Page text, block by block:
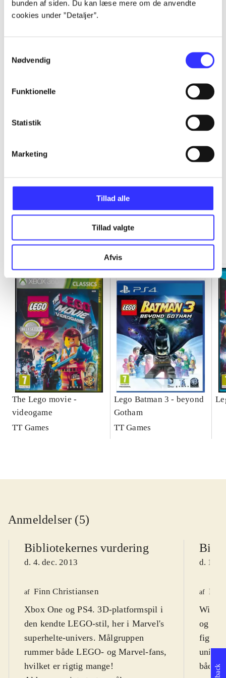
bunden af siden. Du kan læse mere om de anvendte
cookies under ”Detaljer”.
Nødvendig
Funktionelle
Statistik
Marketing
Tillad alle
Tillad valgte
Afvis
Alle registrerede artikler fordelt på udgivelser
...
Minder om
The Lego movie -
videogame
TT Games
Lego Batman 3 - beyond
Gotham
TT Games
Anmeldelser (5)
Bibliotekernes vurdering
d. 4. dec. 2013
af Finn Christiansen
Xbox One og PS4. 3D-platformspil i
den kendte LEGO-stil, her i Marvel's
superhelte-univers. Målgruppen
rummer både LEGO- og Marvel-fans,
hvilket er rigtig mange!
d. 11.
af
Wii U.
og
figurer
både